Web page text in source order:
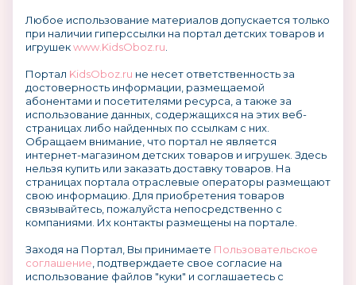
Любое использование материалов допускается только
при наличии гиперссылки на портал детских товаров и
игрушекwww.KidsOboz.ru
Портал KidsOboz.ru не несет ответственность за
достоверность информации, размещаемой
абонентами и посетителями ресурса, а также за
использование данных, содержащихся на этих веб-
страницах либо найденных по ссылкам с них.
Обращаем внимание, что портал не является
интернет-магазином детских товаров и игрушек. Здесь
нельзя купить или заказать доставку товаров. На
страницах портала отраслевые операторы размещают
свою информацию. Для приобретения товаров
связывайтесь, пожалуйста непосредственно с
компаниями. Их контакты размещены на портале.
Заходя на Портал, Вы принимаете Пользовательское
соглашение , подтверждаете свое согласие на
использование файлов "куки" и соглашаетесь с